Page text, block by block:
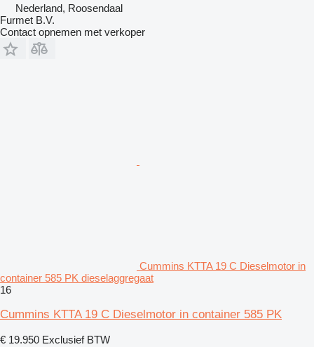
Nederland, Roosendaal
Furmet B.V.
Contact opnemen met verkoper
Cummins KTTA 19 C Dieselmotor in
container 585 PK dieselaggregaat
16
Cummins KTTA 19 C Dieselmotor in container 585 PK
€ 19.950 Exclusief BTW